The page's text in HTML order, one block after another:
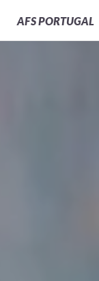
AFSPORTUGAL